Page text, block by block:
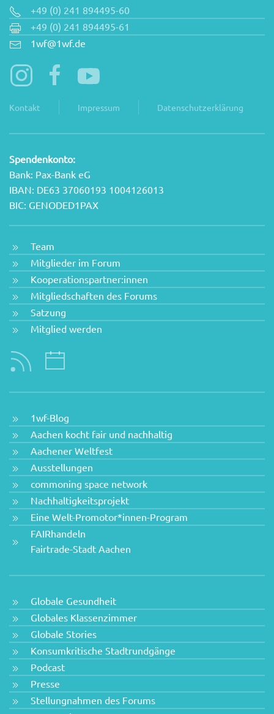
+49 (0) 241 894495-60
+49 (0) 241 894495-61
1wf@1wf.de
Kontakt Impressum Datenschutzerklärung
Spendenkonto:
Bank: Pax-Bank eG
IBAN: DE63 37060193 1004126013
BIC: GENODED1PAX
Team
Mitglieder im Forum
Kooperationspartner:innen
Mitgliedschaften des Forums
Satzung
Mitglied werden
1wf-Blog
Aachen kocht fair und nachhaltig
Aachener Weltfest
Ausstellungen
commoning space network
Nachhaltigkeitsprojekt
Eine Welt-Promotor*innen-Program
FAIRhandeln
Fairtrade-Stadt Aachen
Globale Gesundheit
Globales Klassenzimmer
Globale Stories
Konsumkritische Stadtrundgänge
Podcast
Presse
Stellungnahmen des Forums